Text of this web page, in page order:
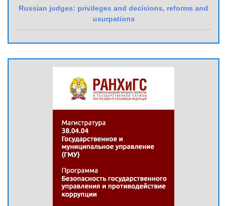
Russian judges: privileges and decisions, reforms and
usurpations